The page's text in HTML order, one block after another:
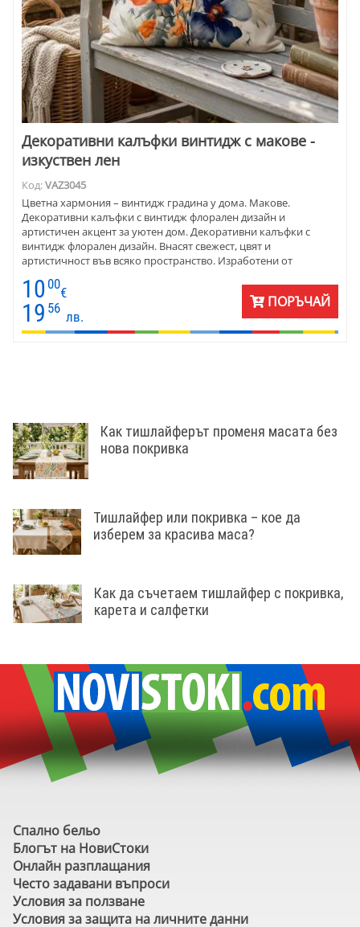
Декоративни калъфки винтидж с макове -
изкуствен лен
Код:VAZ3045
Цветна хармония – винтидж градина у дома. Макове.
Декоративни калъфки с винтидж флорален дизайн и
артистичен акцент за уютен дом. Декоративни калъфки с
винтидж флорален дизайн. Внасят свежест, цвят и
артистичност във всяко пространство. Изработени от
поддръжка. Размер 45х45 см - едностранен десен и дискретен
цип за удобство. Предлагат се поединично или в комплект от 2
– идеални за създаване на уютен и вдъхновяващ интериор.
10 00
€
19 56
лв.
ПОРЪЧАЙ
Как тишлайферът променя масата без
нова покривка
Тишлайфер или покривка – кое да
изберем за красива маса?
Как да съчетаем тишлайфер с покривка,
карета и салфетки
Спално бельо
Блогът на НовиСтоки
Онлайн разплащания
Често задавани въпроси
Условия за ползване
Условия за защита на личните данни